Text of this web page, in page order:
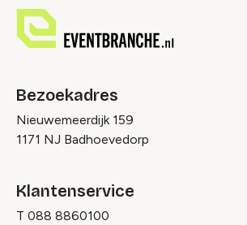
Bezoekadres
Nieuwemeerdijk 159
1171 NJ Badhoevedorp
Klantenservice
T 088 8860100